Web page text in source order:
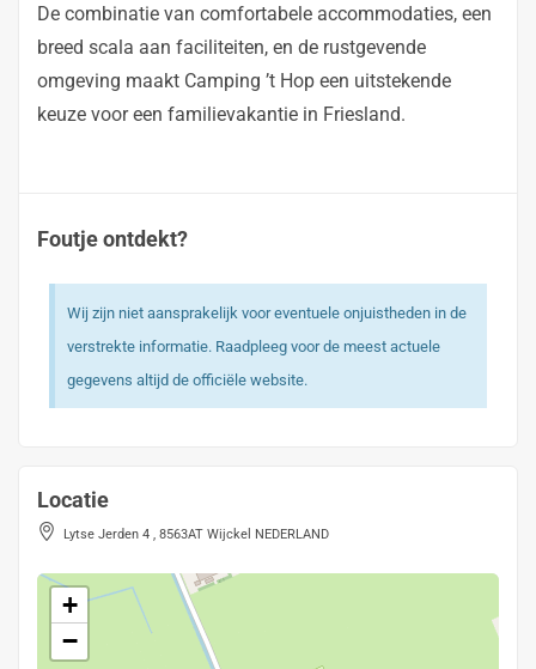
De combinatie van comfortabele accommodaties, een
breed scala aan faciliteiten, en de rustgevende
omgeving maakt Camping ’t Hop een uitstekende
keuze voor een familievakantie in Friesland.
Foutje ontdekt?
Wij zijn niet aansprakelijk voor eventuele onjuistheden in de
verstrekte informatie. Raadpleeg voor de meest actuele
gegevens altijd de officiële website.
Locatie
Lytse Jerden 4 , 8563AT Wijckel NEDERLAND
+
−